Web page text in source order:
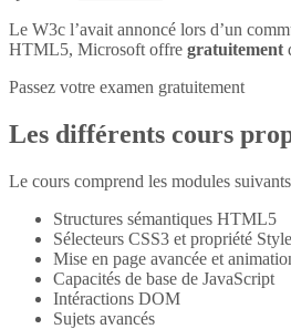
Le W3c l’avait annoncé lors d’un
HTML5, Microsoft offre gratuitement
Passez votre examen gratuitement
Les différents cours
Le cours comprend les modules
Structures sémantiques HTML5
Sélecteurs CSS3 et propriété Style
Mise en page avancée et
Capacités de base de JavaScript
Intéractions DOM
Sujets avancés